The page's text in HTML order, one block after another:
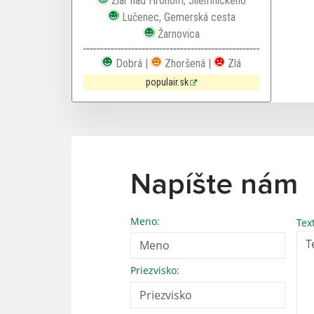
Dobrá kvalita ovzdušia
Lučenec, Gemerská cesta
Dobrá kvalita ovzdušia
Žarnovica
Dobrá | Zhoršená | Zlá
populair.sk
Napíšte nám
Meno:
Priezvisko: